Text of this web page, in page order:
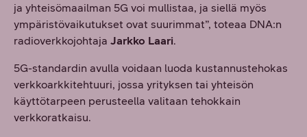
ja yhteisömaailman 5G voi mullistaa, ja siellä myös
ympäristövaikutukset ovat suurimmat”, toteaa DNA:n
radioverkkojohtaja Jarkko Laari.
5G-standardin avulla voidaan luoda kustannustehokas
verkkoarkkitehtuuri, jossa yrityksen tai yhteisön
käyttötarpeen perusteella valitaan tehokkain
verkkoratkaisu.